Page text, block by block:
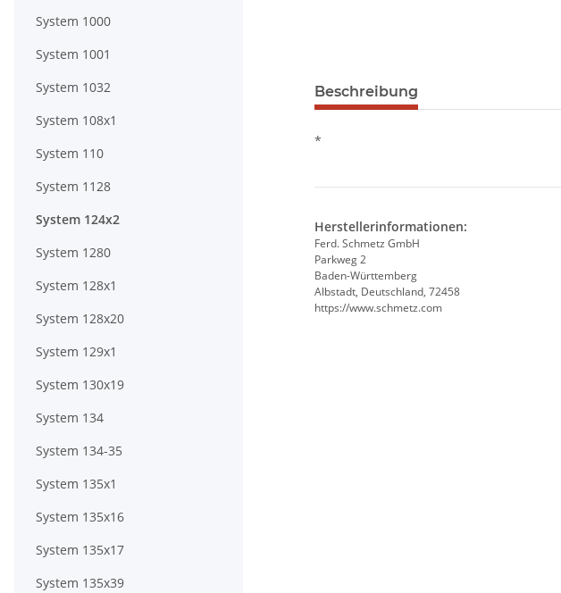
Beschreibung
*
Herstellerinformationen:
Ferd. Schmetz GmbH
Parkweg 2
Baden-Württemberg
Albstadt, Deutschland, 72458
https://www.schmetz.com
System 1000
System 1001
System 1032
System 108x1
System 110
System 1128
System 124x2
System 1280
System 128x1
System 128x20
System 129x1
System 130x19
System 134
System 134-35
System 135x1
System 135x16
System 135x17
System 135x39